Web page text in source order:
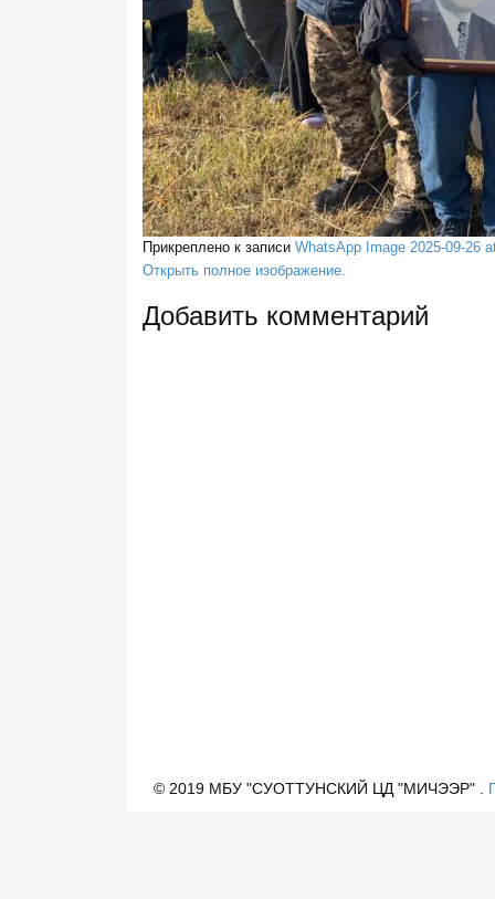
Прикреплено к записи WhatsApp Image 2025-09-26
Открыть полное изображение.
Добавить комментарий
© 2019 МБУ "СУОТТУНСКИЙ ЦД "МИЧЭЭР" .